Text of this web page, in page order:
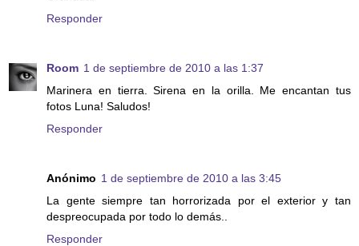
Responder
Room 1 de septiembre de 2010 a las 1:37
Marinera en tierra. Sirena en la orilla. Me encantan tus
fotos Luna! Saludos!
Responder
Anónimo 1 de septiembre de 2010 a las 3:45
La gente siempre tan horrorizada por el exterior y tan
despreocupada por todo lo demás..
Responder